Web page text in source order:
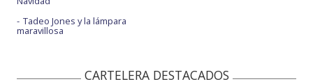
Tadeo Jones y la lámpara
maravillosa
CARTELERA DESTACADOS